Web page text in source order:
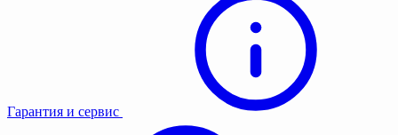
Гарантия и сервис